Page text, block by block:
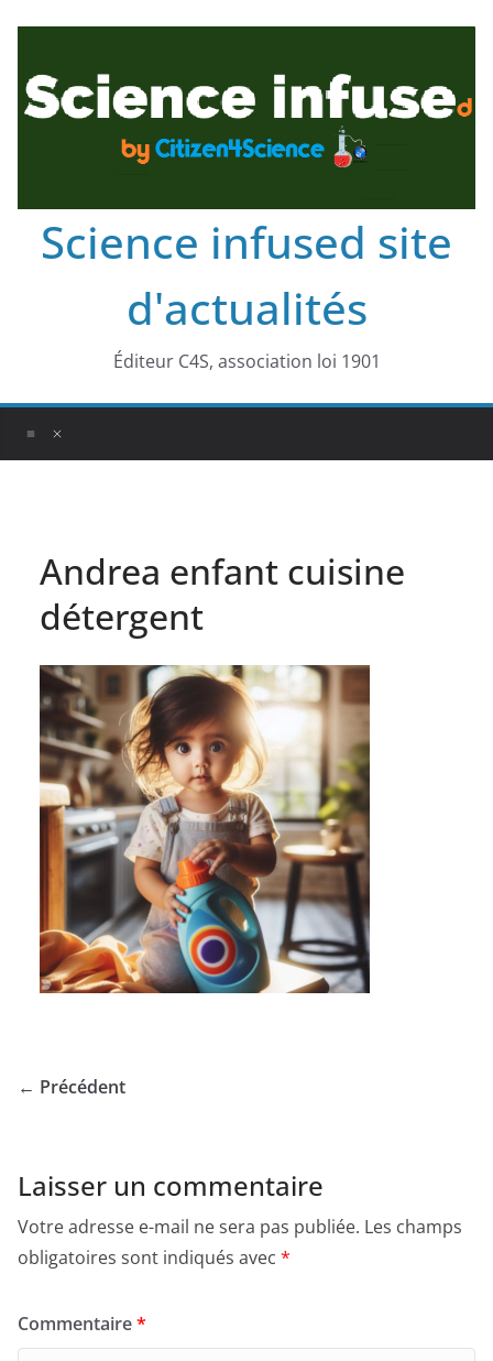
Science infused site
d'actualités
Éditeur C4S, association loi 1901
Andrea enfant cuisine
détergent
← Précédent
Laisser un commentaire
Votre adresse e-mail ne sera pas publiée. Les champs
obligatoires sont indiqués avec *
Commentaire*